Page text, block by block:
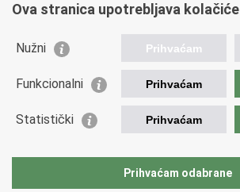
Savjetovanje
Zapošljavanje
Odnosi s javnošću
Važne poveznice
Ministarstvo unutarnjih poslova
Ova stranica upotrebljava kolačiće
Nužni Prihvaćam
Funkcionalni Prihvaćam
Statistički Prihvaćam
Prihvaćam odabrane